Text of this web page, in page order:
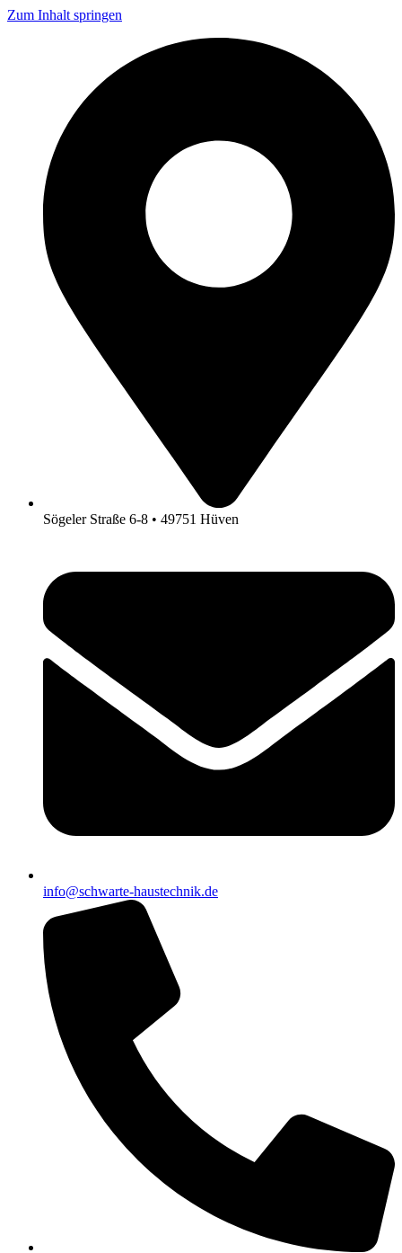
Zum Inhalt springen
Sögeler Straße 6-8 • 49751 Hüven
info@schwarte-haustechnik.de